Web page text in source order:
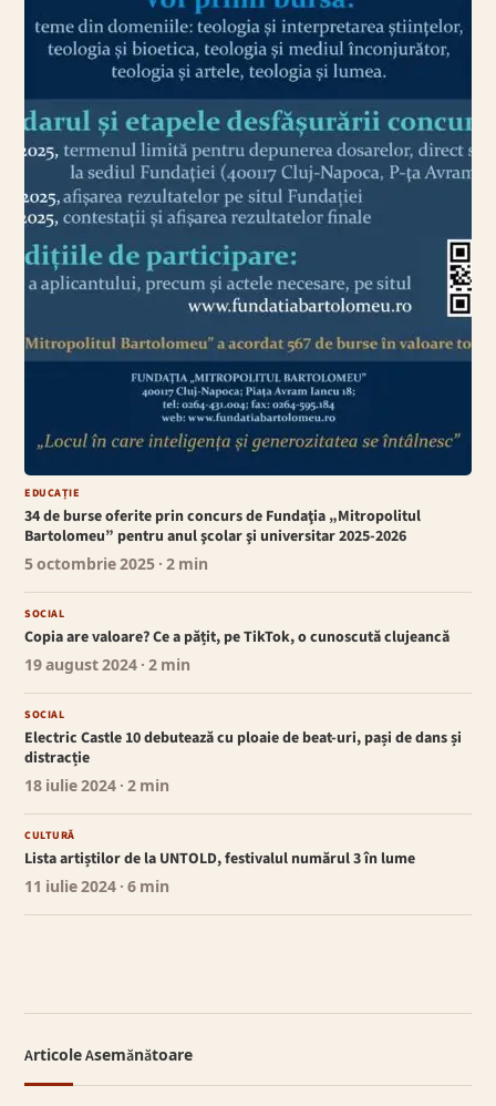
EDUCAȚIE
34 de burse oferite prin concurs de Fundaţia „Mitropolitul
Bartolomeu” pentru anul şcolar şi universitar 2025-2026
5 octombrie 2025 · 2 min
SOCIAL
Copia are valoare? Ce a pățit, pe TikTok, o cunoscută clujeancă
19 august 2024 · 2 min
SOCIAL
Electric Castle 10 debutează cu ploaie de beat-uri, pași de dans și
distracție
18 iulie 2024 · 2 min
CULTURĂ
Lista artiștilor de la UNTOLD, festivalul numărul 3 în lume
11 iulie 2024 · 6 min
Articole Asemănătoare